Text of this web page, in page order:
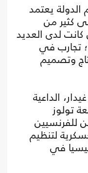
يعتمد
كثير من
لدى العديد
تجارب في
وتصميم
الداعية
تولوز
للفرنسيين
لتنظيم
في